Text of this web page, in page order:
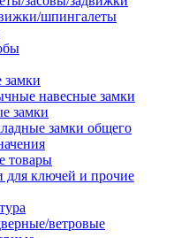
шпингалеты
замки
навесные замки
замки
замки общего
товары
для ключей и прочие
ветровые